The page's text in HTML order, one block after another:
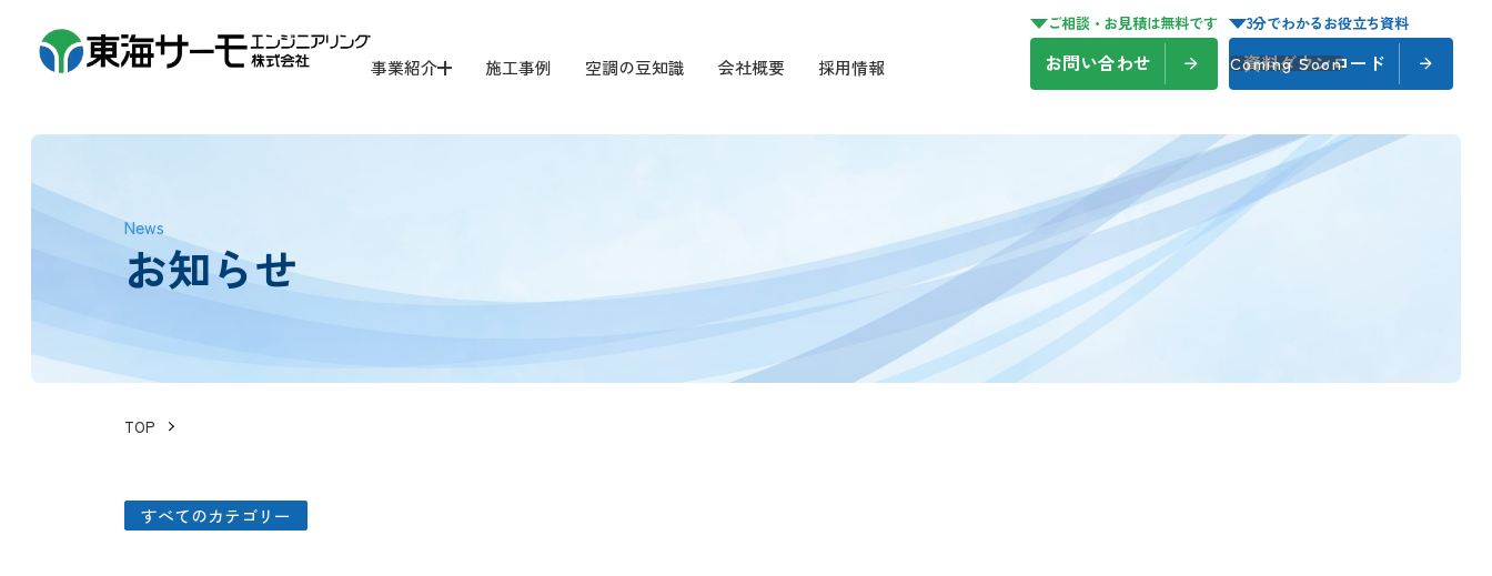
事業紹介 施工事例 空調の豆知識 会社概要 採用情報
ご相談・お見積は無料です
お問い合わせ
3分でわかるお役立ち資料
資料ダウンロード
Coming Soon
News
お知らせ
TOP
すべてのカテゴリー